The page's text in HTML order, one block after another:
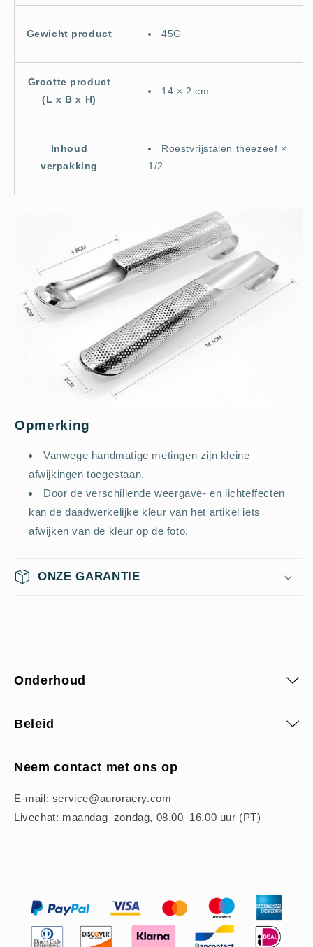
Gewicht product 45G
Grootte product
(L x B x H)
14 × 2 cm
Inhoud
verpakking
Roestvrijstalen theezeef ×
1/2
Opmerking
Vanwege handmatige metingen zijn kleine
afwijkingen toegestaan.
Door de verschillende weergave- en lichteffecten
kan de daadwerkelijke kleur van het artikel iets
afwijken van de kleur op de foto.
ONZE GARANTIE
Onderhoud
Beleid
Neem contact met ons op
E-mail: service@auroraery.com
Livechat: maandag–zondag, 08.00–16.00 uur (PT)